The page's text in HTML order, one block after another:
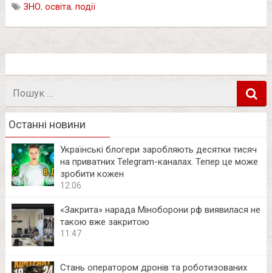
ЗНО, освіта, події
Пошук
Останні новини
Українські блогери заробляють десятки тисяч
на приватних Telegram-каналах. Тепер це може
зробити кожен
12:06
«Закрита» нарада Міноборони рф виявилася не
такою вже закритою
11:47
Стань оператором дронів та роботизованих